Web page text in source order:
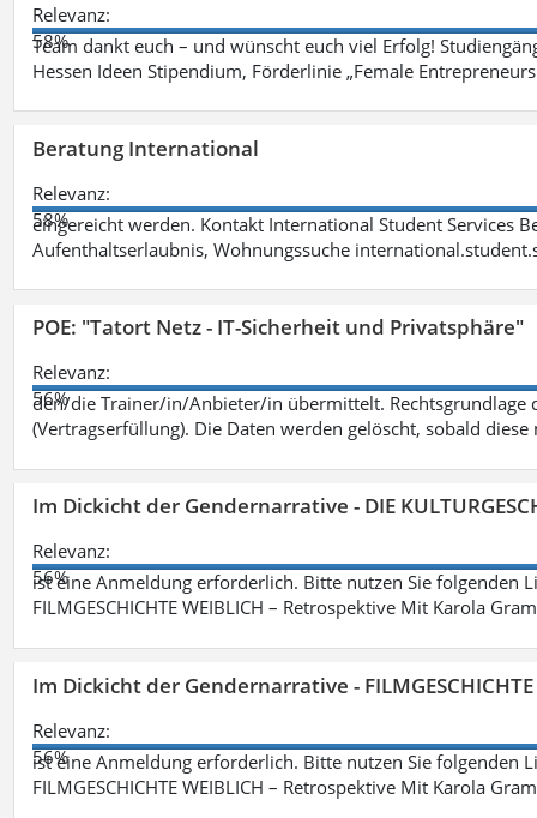
Relevanz:
58%
Team dankt euch – und wünscht euch viel Erfolg!
Hessen Ideen Stipendium, Förderlinie „Female
Beratung International
Relevanz:
58%
eingereicht werden. Kontakt International Student Services
Aufenthaltserlaubnis, Wohnungssuche
POE: "Tatort Netz - IT-Sicherheit und Privatsphäre"
Relevanz:
56%
den/die Trainer/in/Anbieter/in übermittelt. Rechtsgrundlage
(Vertragserfüllung). Die Daten werden gelöscht, sobald
Im Dickicht der Gendernarrative - DIE
Relevanz:
56%
ist eine Anmeldung erforderlich. Bitte nutzen Sie folgenden
FILMGESCHICHTE WEIBLICH – Retrospektive Mit Karola
Im Dickicht der Gendernarrative -
Relevanz:
56%
ist eine Anmeldung erforderlich. Bitte nutzen Sie folgenden
FILMGESCHICHTE WEIBLICH – Retrospektive Mit Karola